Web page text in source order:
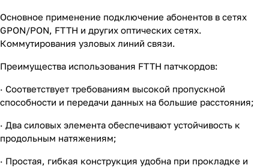
Основное применение подключение абонентов в сетях
GPON/PON, FTTH и других оптических сетях.
Коммутирования узловых линий связи.
Преимущества использования FTTH патчкордов:
· Соответствует требованиям высокой пропускной
способности и передачи данных на большие расстояния;
· Два силовых элемента обеспечивают устойчивость к
продольным натяжениям;
· Простая, гибкая конструкция удобна при прокладке и